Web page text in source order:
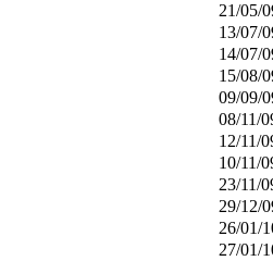
21/05/
13/07/
14/07/
15/08/
09/09/
08/11/
12/11/
10/11/
23/11/
29/12/
26/01/
27/01/